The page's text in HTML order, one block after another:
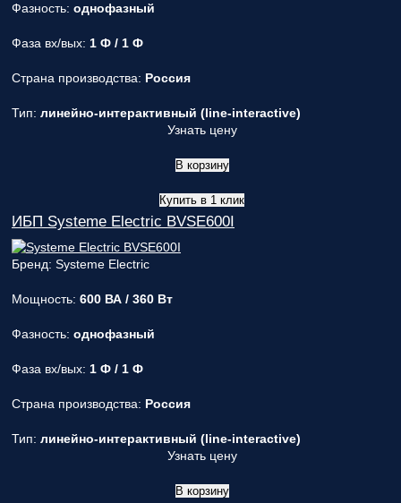
Фазность: однофазный
Фаза вх/вых: 1 Ф / 1 Ф
Страна производства: Россия
Тип: линейно-интерактивный (line-interactive)
Узнать цену
В корзину
Купить в 1 клик
ИБП Systeme Electric BVSE600I
Бренд: Systeme Electric
Мощность: 600 ВА / 360 Вт
Фазность: однофазный
Фаза вх/вых: 1 Ф / 1 Ф
Страна производства: Россия
Тип: линейно-интерактивный (line-interactive)
Узнать цену
В корзину